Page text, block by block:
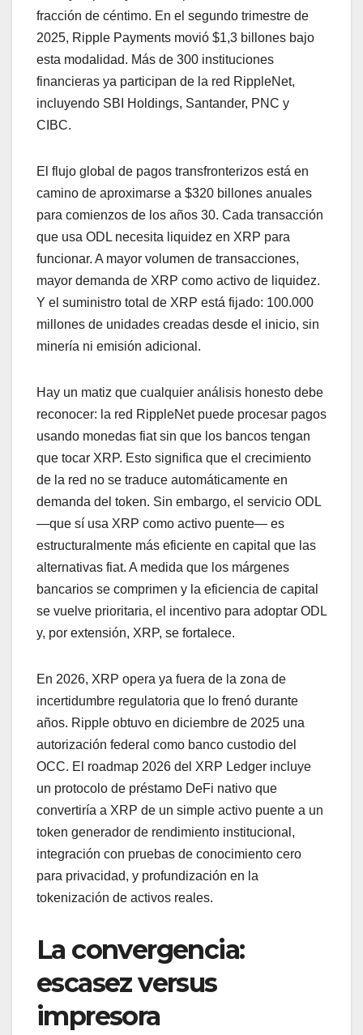
fracción de céntimo. En el segundo trimestre de
2025, Ripple Payments movió $1,3 billones bajo
esta modalidad. Más de 300 instituciones
financieras ya participan de la red RippleNet,
incluyendo SBI Holdings, Santander, PNC y
CIBC.
El flujo global de pagos transfronterizos está en
camino de aproximarse a $320 billones anuales
para comienzos de los años 30. Cada transacción
que usa ODL necesita liquidez en XRP para
funcionar. A mayor volumen de transacciones,
mayor demanda de XRP como activo de liquidez.
Y el suministro total de XRP está fijado: 100.000
millones de unidades creadas desde el inicio, sin
minería ni emisión adicional.
Hay un matiz que cualquier análisis honesto debe
reconocer: la red RippleNet puede procesar pagos
usando monedas fiat sin que los bancos tengan
que tocar XRP. Esto significa que el crecimiento
de la red no se traduce automáticamente en
demanda del token. Sin embargo, el servicio ODL
—que sí usa XRP como activo puente— es
estructuralmente más eficiente en capital que las
alternativas fiat. A medida que los márgenes
bancarios se comprimen y la eficiencia de capital
se vuelve prioritaria, el incentivo para adoptar ODL
y, por extensión, XRP, se fortalece.
En 2026, XRP opera ya fuera de la zona de
incertidumbre regulatoria que lo frenó durante
años. Ripple obtuvo en diciembre de 2025 una
autorización federal como banco custodio del
OCC. El roadmap 2026 del XRP Ledger incluye
un protocolo de préstamo DeFi nativo que
convertiría a XRP de un simple activo puente a un
token generador de rendimiento institucional,
integración con pruebas de conocimiento cero
para privacidad, y profundización en la
tokenización de activos reales.
La convergencia:
escasez versus
impresora